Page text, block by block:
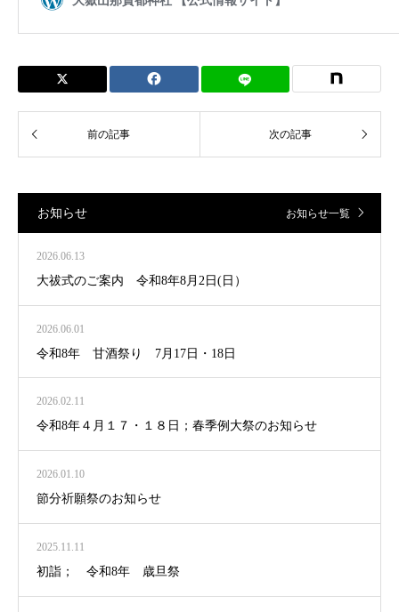
お知らせ お知らせ一覧
2026.06.13
大祓式のご案内 令和8年8月2日(日）
2026.06.01
令和8年 甘酒祭り 7月17日・18日
2026.02.11
令和8年４月１７・１８日；春季例大祭のお知らせ
2026.01.10
節分祈願祭のお知らせ
2025.11.11
初詣； 令和8年 歳旦祭